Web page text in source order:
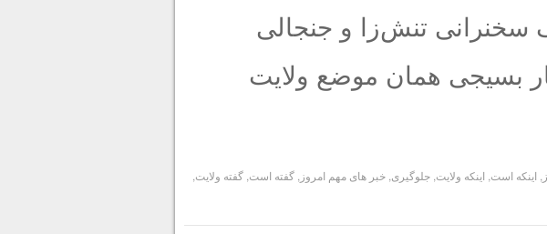
سخنرانی تنش‌زا و جنجالی
بسیجی همان موضع ولایت
, اینکه است, اینکه ولایت,جلوگیری,خبر های مهم امروز,گفته است,گفته ولایت,